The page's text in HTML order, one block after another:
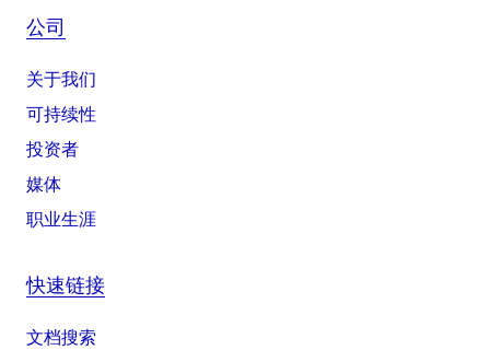
公司
关于我们
可持续性
投资者
媒体
职业生涯
快速链接
文档搜索